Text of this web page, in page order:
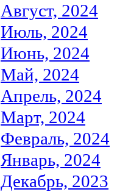
Август, 2024
Июль, 2024
Июнь, 2024
Май, 2024
Апрель, 2024
Март, 2024
Февраль, 2024
Январь, 2024
Декабрь, 2023